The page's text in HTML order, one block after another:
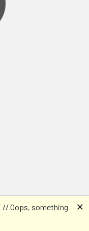
// Oops, something
🗙